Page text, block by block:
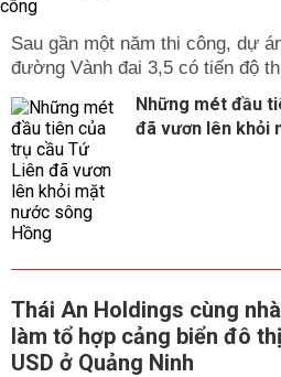
Sau gần một năm thi công, dự
đường Vành đai 3,5 có tiến độ
Những mét đầu
đã vươn lên khỏi
Thái An Holdings cùng
làm tổ hợp cảng biển đô
USD ở Quảng Ninh